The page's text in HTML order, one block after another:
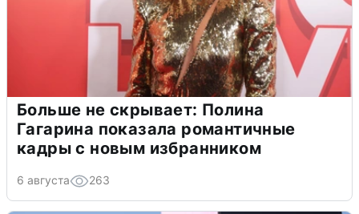
Больше не скрывает: Полина
Гагарина показала романтичные
кадры с новым избранником
6 августа 263